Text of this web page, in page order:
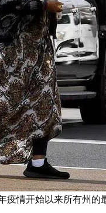
情开始以来所有州的